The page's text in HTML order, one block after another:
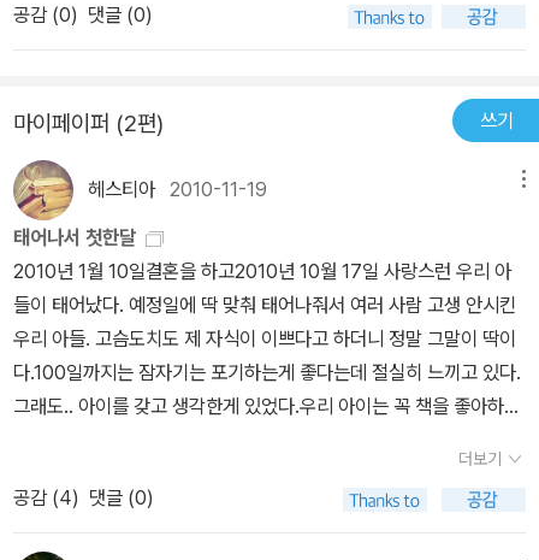
공감 (0) 댓글 (0)
마이페이퍼 (2편) 쓰기
헤스티아2010-11-19
태어나서 첫한달
2010년 1월 10일결혼을 하고2010년 10월 17일 사랑스런 우리 아
들이 태어났다. 예정일에 딱 맞춰 태어나줘서 여러 사람 고생 안시킨
우리 아들. 고슴도치도 제 자식이 이쁘다고 하더니 정말 그말이 딱이
다.100일까지는 잠자기는 포기하는게 좋다는데 절실히 느끼고 있다.
그래도.. 아이를 갖고 생각한게 있었다.우리 아이는 꼭 책을 좋아하고
하다가 나도 원래 책읽는 것을 좋아하니까 옆에서 읽으면 되지만 아
이가 책을 스스로 볼수 있을때까지라도 짬짬이 책을 읽어주자는 것이
었다.이제 막 태어난 아이가 과연 이 책을 본것이라고 할수 있을까 싶
더보기
공감 (4) 댓글 (0)